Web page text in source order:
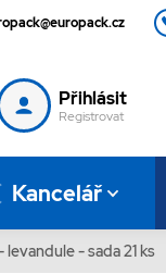
Přihlásit
Registrovat
Kancelář
- sada 21 ks